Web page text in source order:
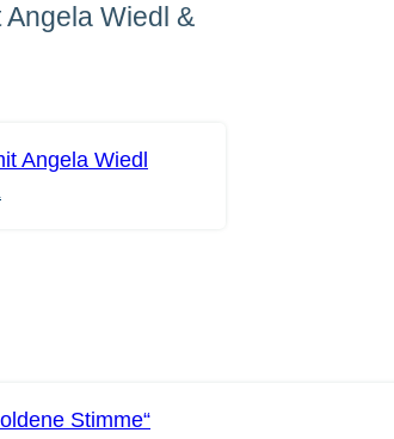
Wiedl &
Angela Wiedl
Stimme“